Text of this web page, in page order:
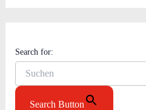
Search for:
Search Button